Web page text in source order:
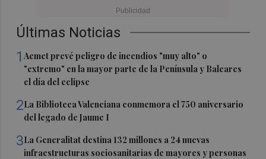
Últimas Noticias
1Aemet prevé peligro de incendios "muy alto" o
"extremo" en la mayor parte de la Península y Baleares
el día del eclipse
2La Biblioteca Valenciana conmemora el 750 aniversario
del legado de Jaume I
3La Generalitat destina 132 millones a 24 nuevas
infraestructuras sociosanitarias de mayores y personas